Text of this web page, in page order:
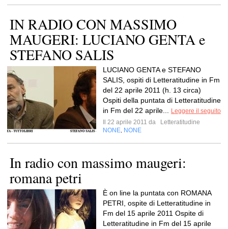
IN RADIO CON MASSIMO
MAUGERI: LUCIANO GENTA e
STEFANO SALIS
LUCIANO GENTA e STEFANO
SALIS, ospiti di Letteratitudine in Fm
del 22 aprile 2011 (h. 13 circa)
Ospiti della puntata di Letteratitudine
in Fm del 22 aprile...
Leggere il seguito
Il 22 aprile 2011 da
Letteratitudine
NONE NONE
In radio con massimo maugeri:
romana petri
È on line la puntata con ROMANA
PETRI, ospite di Letteratitudine in
Fm del 15 aprile 2011 Ospite di
Letteratitudine in Fm del 15 aprile